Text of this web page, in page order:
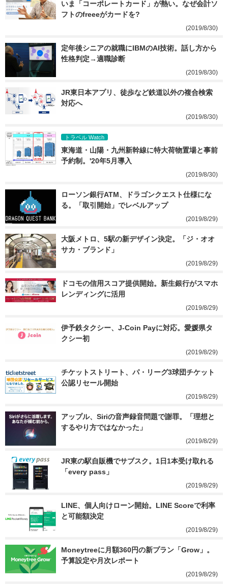
いま「コーポレートカード」が熱い。なぜ会計ソ
フトのfreeeがカードを?
(2019/8/30)
定年後シニアの就職にIBMのAI技術。話し方から
性格判定→適職診断
(2019/8/30)
JR東日本アプリ、徒歩など鉄道以外の複合検索
対応へ
(2019/8/30)
トラベル Watch
東海道・山陽・九州新幹線に特大荷物置場と事前
予約制。'20年5月導入
(2019/8/30)
ローソン銀行ATM、ドラゴンクエスト仕様にな
る。「取引開始」でレベルアップ
(2019/8/29)
大阪メトロ、5駅の新デザイン決定。「ジ・オオ
サカ・ブランド」
(2019/8/29)
ドコモの信用スコア提供開始。新生銀行がスマホ
レンディングに活用
(2019/8/29)
伊予鉄タクシー、J-Coin Payに対応。愛媛県タ
クシー初
(2019/8/29)
チケットストリート、パ・リーグ3球団チケット
公認リセール開始
(2019/8/29)
アップル、Siriの音声録音問題で謝罪。「理想と
するやり方ではなかった」
(2019/8/29)
JR東の駅自販機でサブスク。1日1本受け取れる
「every pass」
(2019/8/29)
LINE、個人向けローン開始。LINE Scoreで利率
と可能額決定
(2019/8/29)
Moneytreeに月額360円の新プラン「Grow」。
予算設定や月次レポート
(2019/8/29)